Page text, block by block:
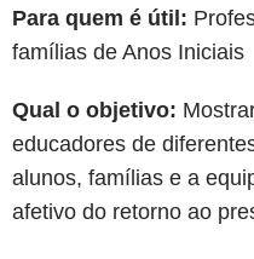
Para quem é útil:
famílias de Anos Iniciais
Qual o objetivo:
educadores de
alunos, famílias e a
afetivo do retorno ao